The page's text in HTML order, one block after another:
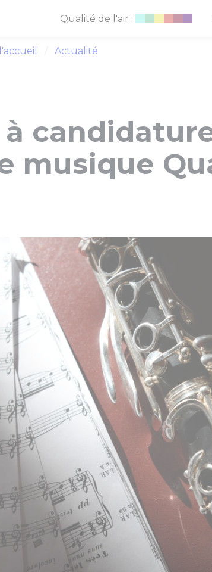
Qualité de l'air :
Actualité
musique